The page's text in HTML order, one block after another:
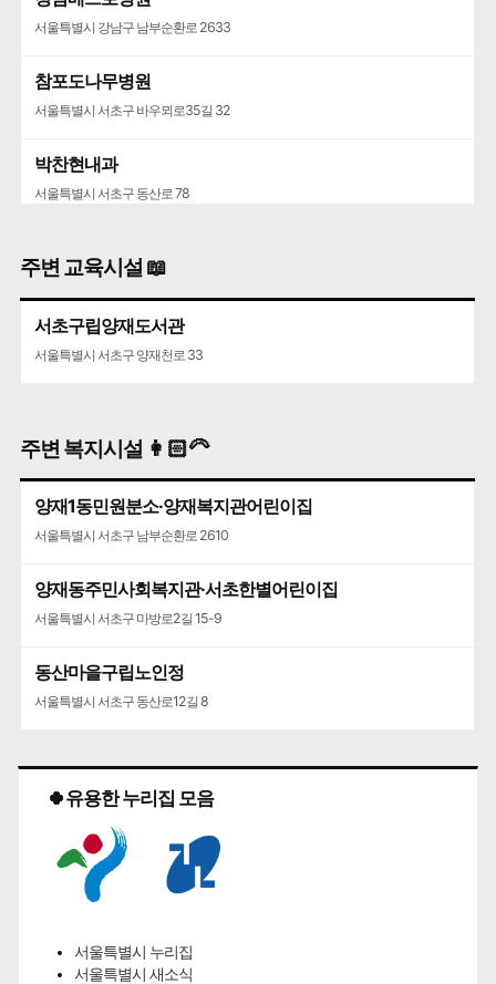
서울특별시 강남구 남부순환로 2633
참포도나무병원
서울특별시 서초구 바우뫼로35길 32
박찬현내과
서울특별시 서초구 동산로 78
주변 교육시설 📖
서초구립양재도서관
서울특별시 서초구 양재천로 33
주변 복지시설 👩🏻‍🦳
양재1동민원분소·양재복지관어린이집
서울특별시 서초구 남부순환로 2610
양재동주민사회복지관·서초한별어린이집
서울특별시 서초구 마방로2길 15-9
동산마을구립노인정
서울특별시 서초구 동산로12길 8
🍀유용한 누리집 모음
서울특별시 누리집
서울특별시 새소식